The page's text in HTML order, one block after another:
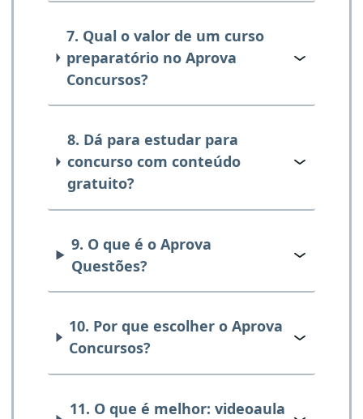
7. Qual o valor de um curso
preparatório no Aprova
Concursos?
8. Dá para estudar para
concurso com conteúdo
gratuito?
9. O que é o Aprova
Questões?
10. Por que escolher o Aprova
Concursos?
11. O que é melhor: videoaula